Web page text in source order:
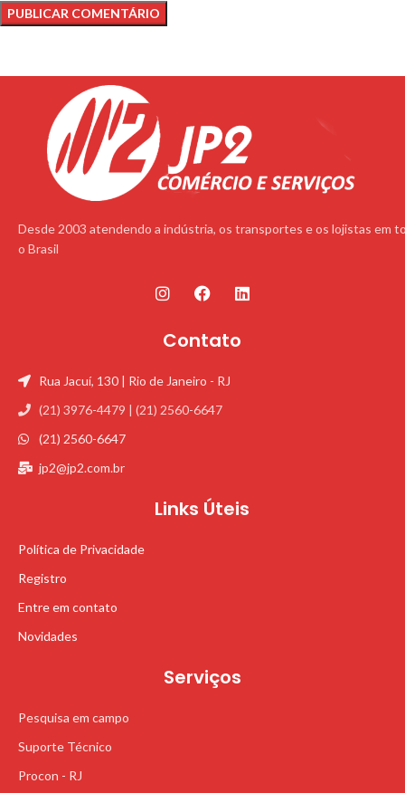
Desde 2003 atendendo a indústria, os transportes e os lojistas em
o Brasil
Contato
Rua Jacuí, 130 | Rio de Janeiro - RJ
(21) 3976-4479 | (21) 2560-6647
(21) 2560-6647
jp2@jp2.com.br
Links Úteis
Política de Privacidade
Registro
Entre em contato
Novidades
Serviços
Pesquisa em campo
Suporte Técnico
Procon - RJ